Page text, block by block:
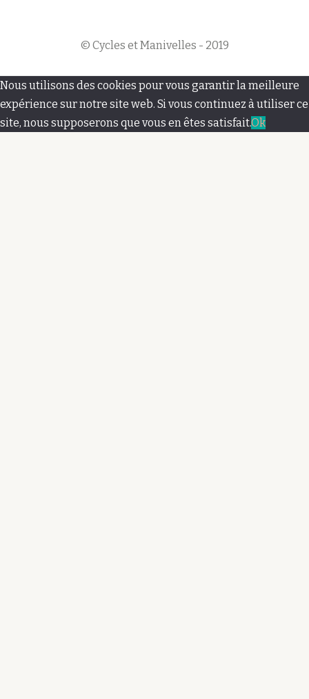
© Cycles et Manivelles - 2019
M
e
n
Nous utilisons des cookies pour vous garantir la meilleure
expérience sur notre site web. Si vous continuez à utiliser ce
site, nous supposerons que vous en êtes satisfait.Ok